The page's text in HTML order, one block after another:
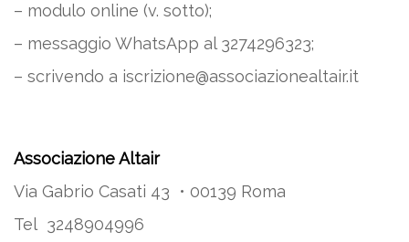
– modulo online (v. sotto);
– messaggio WhatsApp al 3274296323;
– scrivendo a iscrizione@associazionealtair.it
Associazione Altair
Via Gabrio Casati 43 • 00139 Roma
Tel 3248904996